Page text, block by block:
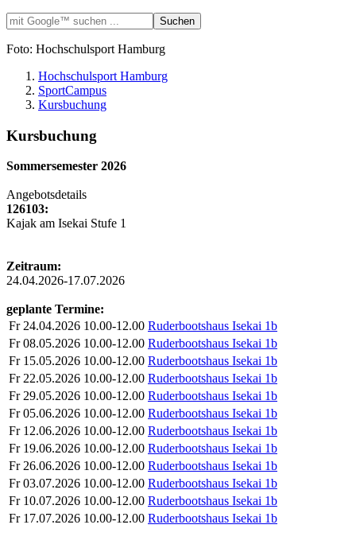
Foto: Hochschulsport Hamburg
Hochschulsport Hamburg
SportCampus
Kursbuchung
Kursbuchung
Sommersemester 2026
Angebotsdetails
126103:
Kajak am Isekai Stufe 1
Zeitraum:
24.04.2026-17.07.2026
geplante Termine:
Fr 24.04.2026 10.00-12.00 Ruderbootshaus Isekai 1b
Fr 08.05.2026 10.00-12.00 Ruderbootshaus Isekai 1b
Fr 15.05.2026 10.00-12.00 Ruderbootshaus Isekai 1b
Fr 22.05.2026 10.00-12.00 Ruderbootshaus Isekai 1b
Fr 29.05.2026 10.00-12.00 Ruderbootshaus Isekai 1b
Fr 05.06.2026 10.00-12.00 Ruderbootshaus Isekai 1b
Fr 12.06.2026 10.00-12.00 Ruderbootshaus Isekai 1b
Fr 19.06.2026 10.00-12.00 Ruderbootshaus Isekai 1b
Fr 26.06.2026 10.00-12.00 Ruderbootshaus Isekai 1b
Fr 03.07.2026 10.00-12.00 Ruderbootshaus Isekai 1b
Fr 10.07.2026 10.00-12.00 Ruderbootshaus Isekai 1b
Fr 17.07.2026 10.00-12.00 Ruderbootshaus Isekai 1b